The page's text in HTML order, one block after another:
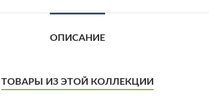
ОПИСАНИЕ
ТОВАРЫ ИЗ ЭТОЙ КОЛЛЕКЦИИ